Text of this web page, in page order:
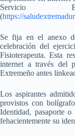
Servicio
(https://
Se fija en el anexo
celebración del
Fisioterapeuta. Esta
internet a través del
Extremeño antes
Los aspirantes
provistos con
Identidad, pasaporte
fehacientemente su